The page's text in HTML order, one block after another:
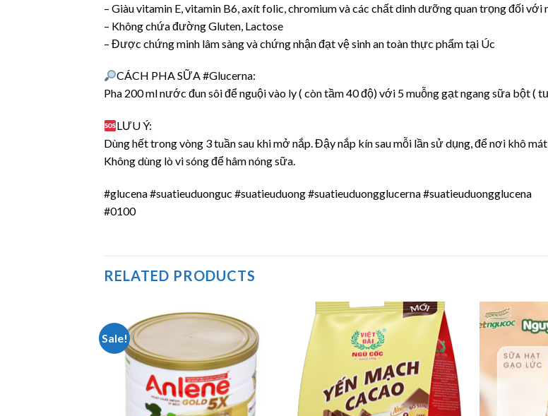
– Giàu vitamin E, vitamin B6, axít folic, chromium và các chất dinh dưỡng quan trọng đối
– Không chứa đường Gluten, Lactose
– Được chứng minh lâm sàng và chứng nhận đạt vệ sinh an toàn thực phẩm tại Úc
CÁCH PHA SỮA #Glucerna:
Pha 200 ml nước đun sôi để nguội vào ly ( còn tầm 40 độ) với 5 muỗng gạt ngang sữa bột (
LƯU Ý:
Dùng hết trong vòng 3 tuần sau khi mở nắp. Đậy nắp kín sau mỗi lần sử dụng, để nơi khô
Không dùng lò vi sóng để hâm nóng sữa.
#glucena #suatieuduonguc #suatieuduong #suatieuduongglucerna #suatieuduongglucena
#0100
RELATED PRODUCTS
Sale!